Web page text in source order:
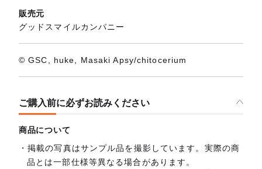
販売元
グッドスマイルカンパニー
© GSC, huke, Masaki Apsy/chitocerium
ご購入前に必ずお読みください
商品について
掲載の写真はサンプル品を撮影しています。実際の商
品とは一部仕様等異なる場合があります。